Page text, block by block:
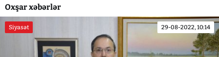
Oxşar xəbərlər
Siyasət 29-08-2022, 10:14